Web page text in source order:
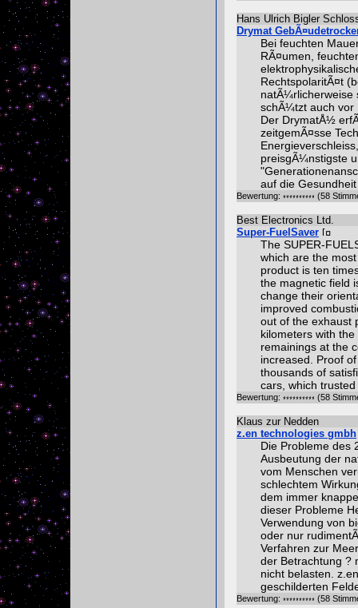
Hans Ulrich Bigler
Drymat
Bei feuchten
RÃ¤umen,
RechtspolaritÃ¤t
natÃ¼rlicherweise
schÃ¼tzt auch vor
Der DrymatÅ½
zeitgemÃ¤sse
preisgÃ¼nstigste
auf die
Bewertung: (58
Best Electronics Ltd.
Super-FuelSaver
The SUPER-
which are the
product is ten
the magnetic field
change their
improved
out of the exhaust
kilometers with
remainings at the
increased. Proof
thousands of
cars, which
Bewertung: (58
Klaus zur Nedden
z.en technologies gmbh
Die Probleme des
Ausbeutung der
vom Menschen
schlechtem
dem immer
dieser Probleme
Verwendung von
oder nur
Verfahren zur
der Betrachtung ?
nicht belasten.
geschilderten
Bewertung: (58